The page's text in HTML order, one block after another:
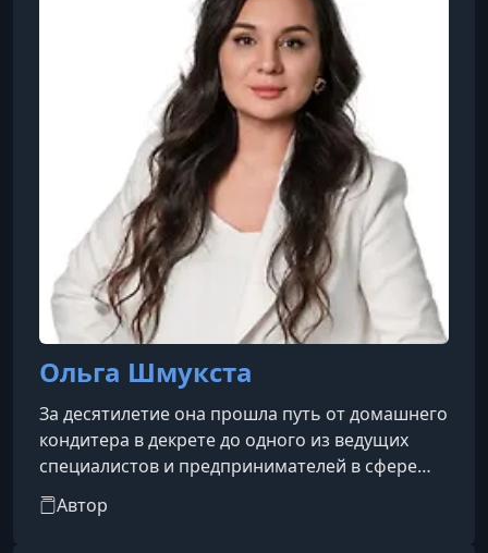
является членом Правления АДДИ, BIID,
попечительского совета Сибирской
ассоциации дизайнеров и ар
Ольга Шмукста
За десятилетие она прошла путь от домашнего
кондитера в декрете до одного из ведущих
специалистов и предпринимателей в сфере
кондитерского образования. Она —
основатель крупнейшей в России и СНГ
Автор